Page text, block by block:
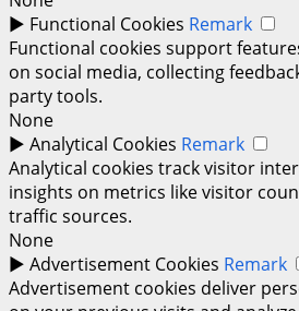
► Functional Cookies Remark
Functional cookies support
on social media, collecting
party tools.
None
► Analytical Cookies Remark
Analytical cookies track visitor
insights on metrics like visitor
traffic sources.
None
► Advertisement Cookies Remark
Advertisement cookies deliver